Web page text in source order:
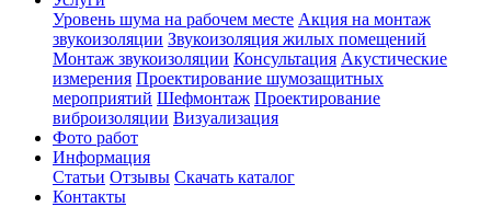
Уровень шума на рабочем месте Акция на монтаж
звукоизоляции Звукоизоляция жилых помещений
Монтаж звукоизоляции Консультация Акустические
измерения Проектирование шумозащитных
мероприятий Шефмонтаж Проектирование
виброизоляции Визуализация
Фото работ
Информация
Статьи Отзывы Скачать каталог
Контакты